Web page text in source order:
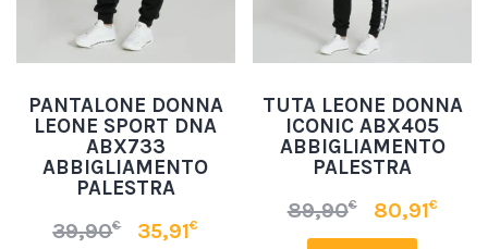
PANTALONE DONNA
LEONE SPORT DNA
ABX733
ABBIGLIAMENTO
PALESTRA
39,90€ 35,91€
TUTA LEONE DONNA
ICONIC ABX405
ABBIGLIAMENTO
PALESTRA
89,90€ 80,91€